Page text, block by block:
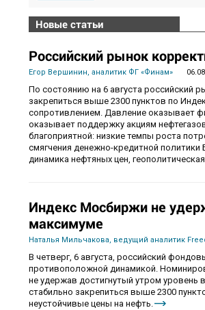
Новые статьи
Российский рынок
Егор Вершинин, аналитик ФГ «Финам»
По состоянию на 6 августа российский
закрепиться выше 2300 пунктов по
сопротивлением. Давление оказывает
оказывает поддержку акциям
благоприятной: низкие темпы роста
смягчения денежно-кредитной
динамика нефтяных цен,
Индекс Мосбиржи не
максимуме
Наталья Мильчакова, ведущий аналитик
В четверг, 6 августа, российский
противоположной динамикой.
не удержав достигнутый утром уровень
стабильно закрепиться выше 2300
неустойчивые цены на нефть.